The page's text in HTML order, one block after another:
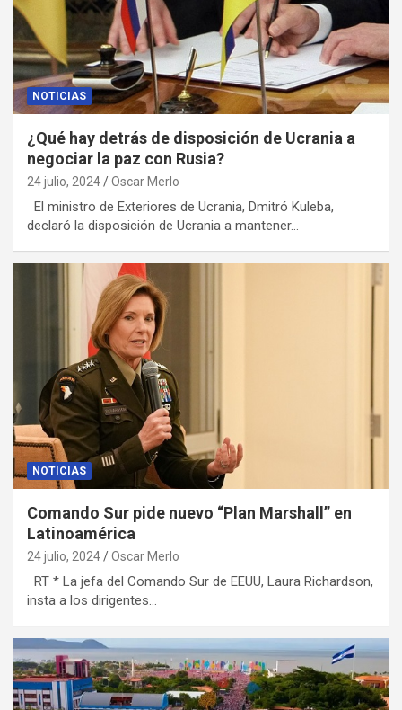
NOTICIAS
¿Qué hay detrás de disposición de Ucrania a
negociar la paz con Rusia?
24 julio, 2024 Oscar Merlo
El ministro de Exteriores de Ucrania, Dmitró Kuleba,
declaró la disposición de Ucrania a mantener…
NOTICIAS
Comando Sur pide nuevo “Plan Marshall” en
Latinoamérica
24 julio, 2024 Oscar Merlo
RT * La jefa del Comando Sur de EEUU, Laura Richardson,
insta a los dirigentes…